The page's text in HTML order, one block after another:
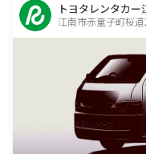
トヨタレンタカー
江南市赤童子町桜道